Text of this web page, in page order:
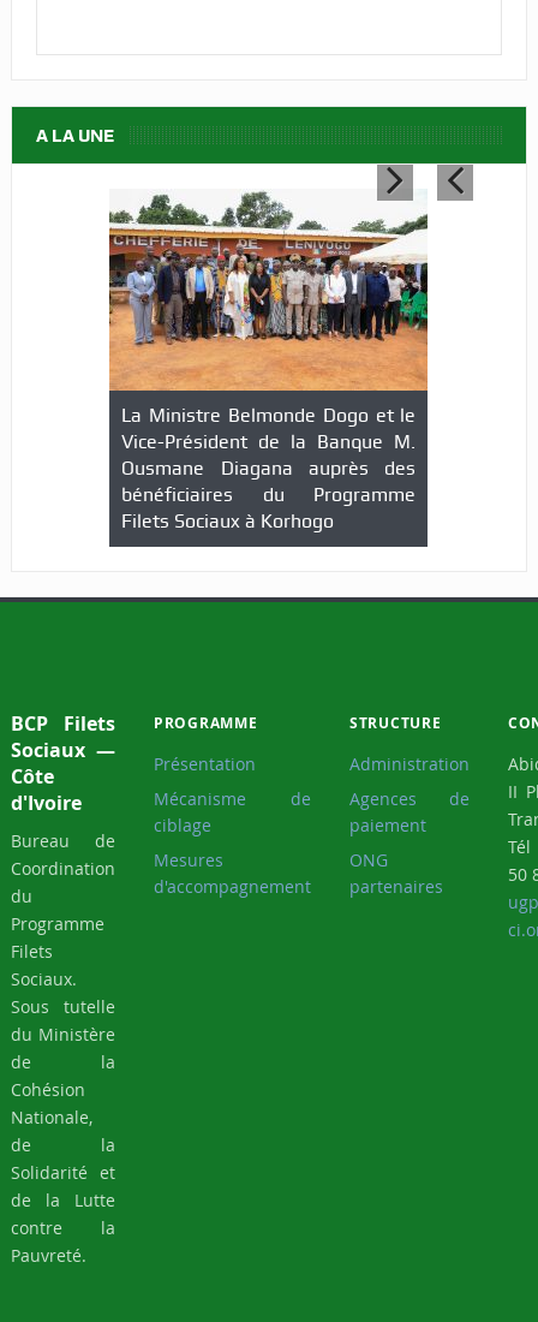
A LA UNE
La Ministre Belmonde Dogo et le
Vice-Président de la Banque M.
Ousmane Diagana auprès des
bénéficiaires du Programme
Filets Sociaux à Korhogo
Des agents communautaires
Filets Sociaux formés
Sociaux —
Côte
d'Ivoire
Bureau de
Coordination
du
Programme
Filets
Sociaux.
Sous tutelle
du Ministère
de la
Cohésion
Nationale,
de la
Solidarité et
de la Lutte
contre la
Pauvreté.
Présentation
Mécanisme de
ciblage
Mesures
d'accompagnement
Administration
Agences de
paiement
ONG
partenaires
II
50